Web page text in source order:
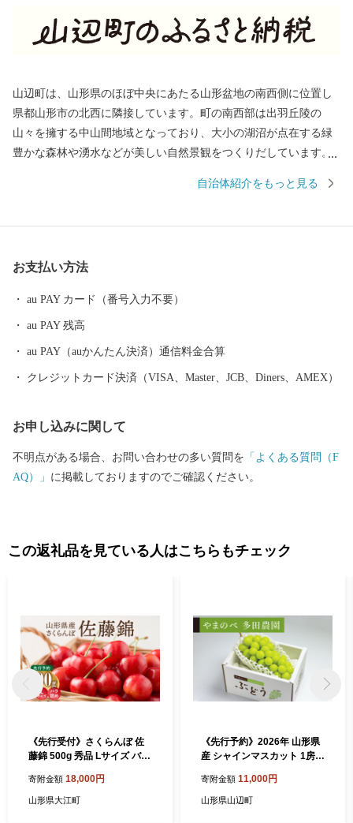
山辺町は、⼭形県のほぼ中央にあたる⼭形盆地の南⻄側に位置し
県都⼭形市の北⻄に隣接しています。町の南⻄部は出⽻丘陵の
⼭々を擁する中⼭間地域となっており、⼤小の湖沼が点在する緑
豊かな森林や湧⽔などが美しい⾃然景観をつくりだしています。
らかな東傾斜となっており、市街地周辺では盆地特有の寒暖差や
自治体紹介をもっと見る
お支払い方法
au PAY カード（番号入力不要）
au PAY 残高
au PAY（auかんたん決済）通信料金合算
クレジットカード決済（VISA、Master、JCB、Diners、AMEX）
お申し込みに関して
不明点がある場合、お問い合わせの多い質問を 「よくある質問（F
AQ）」 に掲載しておりますのでご確認ください。
この返礼品を見ている人はこちらもチェック
《先行受付》さくらんぼ 佐
藤錦 500g 秀品 Lサイズ バラ
発送予定】【山形県産さくら
んぼ】 【001-096】
寄附金額 18,000円
山形県大江町
《先行予約》2026年 山形県
産 シャインマスカット 1房
（約600～700g） F20A-795
寄附金額 11,000円
山形県山辺町